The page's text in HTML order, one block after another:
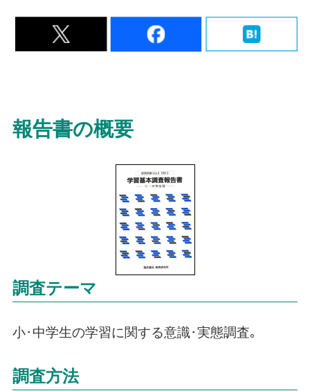
報告書の概要
調査テーマ
小･中学生の学習に関する意識･実態調査｡
調査方法